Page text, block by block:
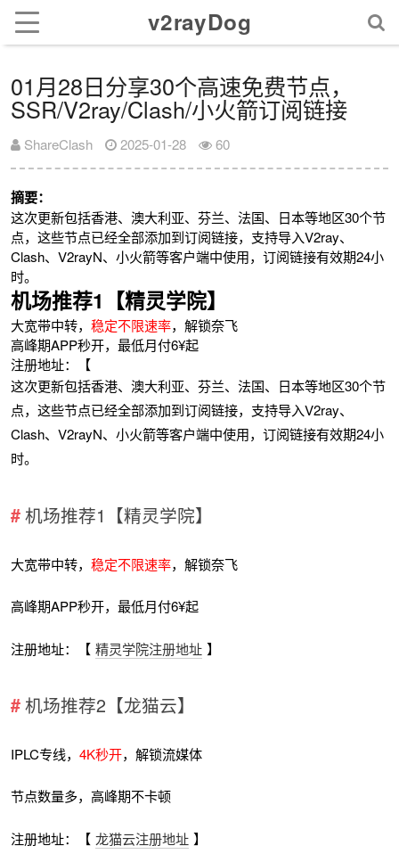
v2rayDog
01月28日分享30个高速免费节点，
SSR/V2ray/Clash/小火箭订阅链接
ShareClash 2025-01-28 60
摘要：
这次更新包括香港、澳大利亚、芬兰、法国、日本等地区30个节
点，这些节点已经全部添加到订阅链接，支持导入V2ray、
Clash、V2rayN、小火箭等客户端中使用，订阅链接有效期24小
时。
机场推荐1【精灵学院】
大宽带中转，稳定不限速率，解锁奈飞
高峰期APP秒开，最低月付6¥起
注册地址：【
这次更新包括香港、澳大利亚、芬兰、法国、日本等地区30个节
点，这些节点已经全部添加到订阅链接，支持导入V2ray、
Clash、V2rayN、小火箭等客户端中使用，订阅链接有效期24小
时。
机场推荐1【精灵学院】
大宽带中转，稳定不限速率，解锁奈飞
高峰期APP秒开，最低月付6¥起
注册地址：【 精灵学院注册地址 】
机场推荐2【龙猫云】
IPLC专线，4K秒开，解锁流媒体
节点数量多，高峰期不卡顿
注册地址：【 龙猫云注册地址 】